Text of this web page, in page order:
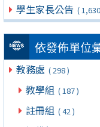
學生家長公告 (
依發佈單位
教務處 ( 298 )
教學組 ( 187 )
註冊組 ( 42 )